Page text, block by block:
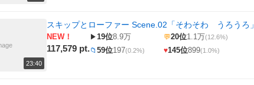
23:40
スキップとローファー Scene.02「そわそわ うろうろ」
NEW！
117,579 pt.
▶19位8.9万 💬20位1.1万(12.6%)
📁 59位197(0.2%) ♥145位899(1.0%)